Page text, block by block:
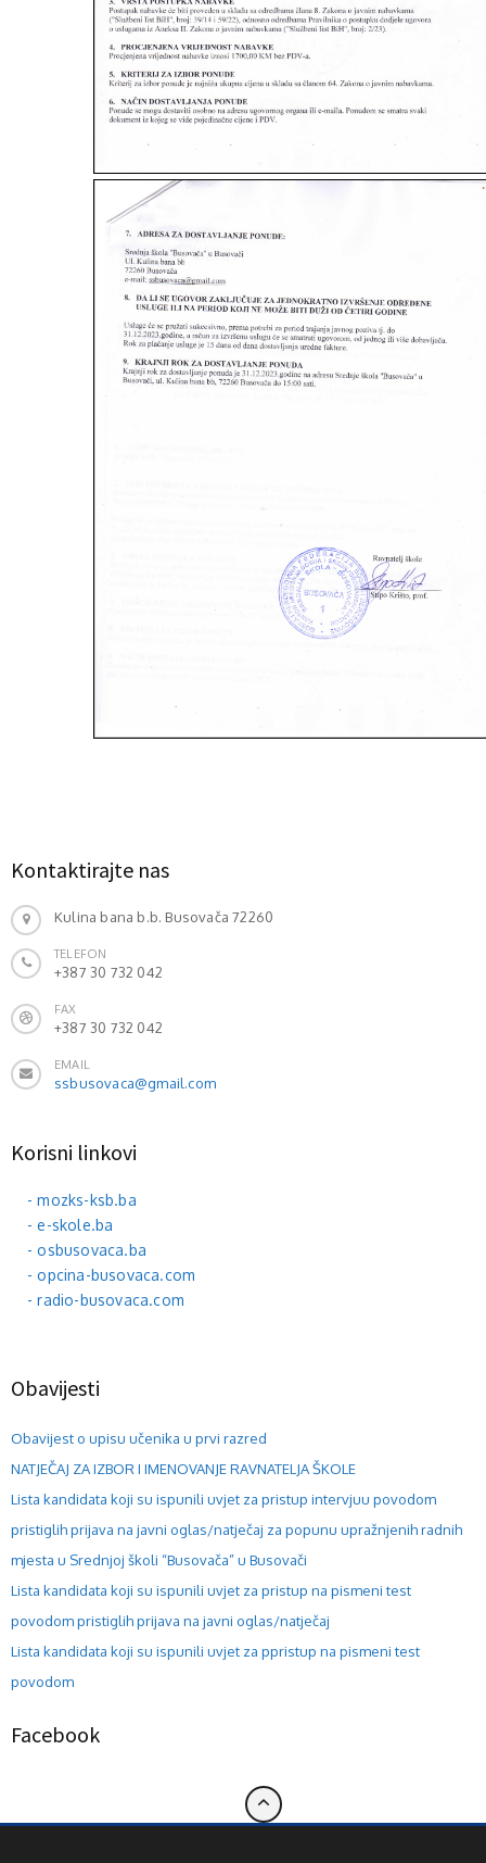
Kontaktirajte nas
Kulina bana b.b. Busovača 72260
TELEFON
+387 30 732 042
FAX
+387 30 732 042
EMAIL
ssbusovaca@gmail.com
Korisni linkovi
- mozks-ksb.ba
- e-skole.ba
- osbusovaca.ba
- opcina-busovaca.com
- radio-busovaca.com
Obavijesti
Obavijest o upisu učenika u prvi razred
NATJEČAJ ZA IZBOR I IMENOVANJE RAVNATELJA ŠKOLE
Lista kandidata koji su ispunili uvjet za pristup intervjuu povodom
pristiglih prijava na javni oglas/natječaj za popunu upražnjenih radnih
mjesta u Srednjoj školi “Busovača” u Busovači
Lista kandidata koji su ispunili uvjet za pristup na pismeni test
povodom pristiglih prijava na javni oglas/natječaj
Lista kandidata koji su ispunili uvjet za ppristup na pismeni test
povodom
Facebook